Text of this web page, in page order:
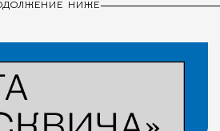
НИЖЕ